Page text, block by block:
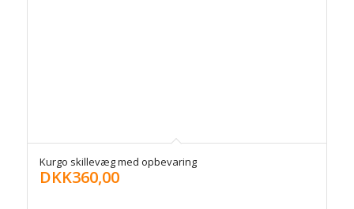
Kurgo skillevæg med opbevaring
DKK360,00